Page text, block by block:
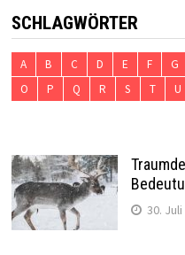
SCHLAGWÖRTER
A B C D E F G
O
P Q R S T U
30. Juli